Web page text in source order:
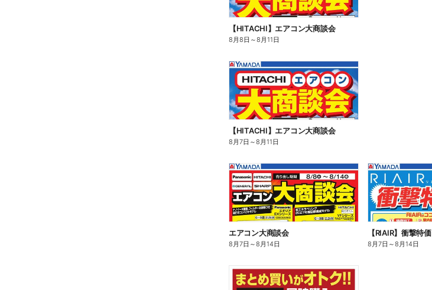
【HITACHI】エアコン大商談会
8月8日 ～8月11日
【HITACHI】エアコン大商談会
8月7日 ～8月11日
エアコン大商談会
8月7日 ～8月14日
【RIAIR】衝撃特価
8月7日 ～8月14日